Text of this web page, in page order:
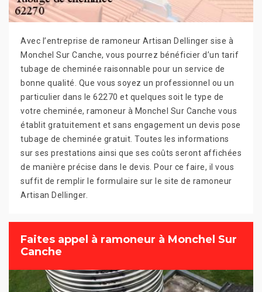
Avec l’entreprise de ramoneur Artisan Dellinger sise à
Monchel Sur Canche, vous pourrez bénéficier d’un tarif
tubage de cheminée raisonnable pour un service de
bonne qualité. Que vous soyez un professionnel ou un
particulier dans le 62270 et quelques soit le type de
votre cheminée, ramoneur à Monchel Sur Canche vous
établit gratuitement et sans engagement un devis pose
tubage de cheminée gratuit. Toutes les informations
sur ses prestations ainsi que ses coûts seront affichées
de manière précise dans le devis. Pour ce faire, il vous
suffit de remplir le formulaire sur le site de ramoneur
Artisan Dellinger.
Faites appel à ramoneur à Monchel Sur
Canche